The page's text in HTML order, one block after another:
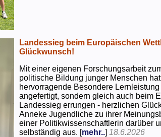
Landessieg beim Europäischen
Glückwunsch!
Mit einer eigenen Forschungsarbeit
politische Bildung junger Menschen
hervorragende Besondere
angefertigt, sondern gleich auch beim
Landessieg errungen - herzlichen
Anneke Jugendliche zu ihrer
einer Politikwissenschaftlerin darüber
selbständig aus. [mehr..] 18.6.2026